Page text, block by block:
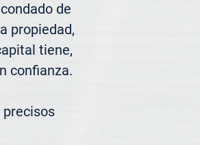
de
propiedad,
tiene,
confianza.